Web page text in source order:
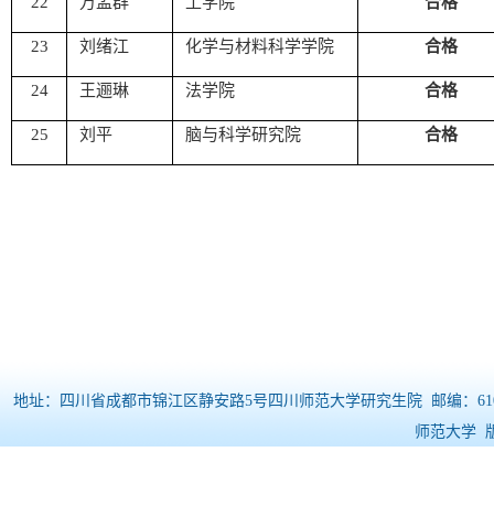
23 刘绪江 化学与材料科学学院 合格
24 王逦琳 法学院 合格
25 刘平 脑与科学研究院 合格
地址：四川省成都市锦江区静安路5号四川师范大学研究生院 邮编：
师范大学